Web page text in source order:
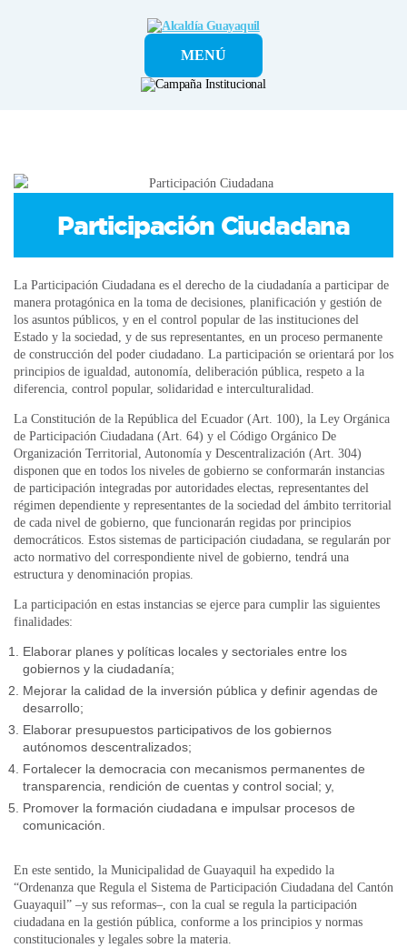
Alcaldía
GuayaquilMENÚ
Participación Ciudadana
La Participación Ciudadana es el derecho de la ciudadanía a participar de
manera protagónica en la toma de decisiones, planificación y gestión de
los asuntos públicos, y en el control popular de las instituciones del
Estado y la sociedad, y de sus representantes, en un proceso permanente
de construcción del poder ciudadano. La participación se orientará por los
principios de igualdad, autonomía, deliberación pública, respeto a la
diferencia, control popular, solidaridad e interculturalidad.
La Constitución de la República del Ecuador (Art. 100), la Ley Orgánica
de Participación Ciudadana (Art. 64) y el Código Orgánico De
Organización Territorial, Autonomía y Descentralización (Art. 304)
disponen que en todos los niveles de gobierno se conformarán instancias
de participación integradas por autoridades electas, representantes del
régimen dependiente y representantes de la sociedad del ámbito territorial
de cada nivel de gobierno, que funcionarán regidas por principios
democráticos. Estos sistemas de participación ciudadana, se regularán por
acto normativo del correspondiente nivel de gobierno, tendrá una
estructura y denominación propias.
La participación en estas instancias se ejerce para cumplir las siguientes
finalidades:
Elaborar planes y políticas locales y sectoriales entre los
gobiernos y la ciudadanía;
Mejorar la calidad de la inversión pública y definir agendas de
desarrollo;
Elaborar presupuestos participativos de los gobiernos
autónomos descentralizados;
Fortalecer la democracia con mecanismos permanentes de
transparencia, rendición de cuentas y control social; y,
Promover la formación ciudadana e impulsar procesos de
comunicación.
En este sentido, la Municipalidad de Guayaquil ha expedido la
“Ordenanza que Regula el Sistema de Participación Ciudadana del Cantón
Guayaquil” –y sus reformas–, con la cual se regula la participación
ciudadana en la gestión pública, conforme a los principios y normas
constitucionales y legales sobre la materia.